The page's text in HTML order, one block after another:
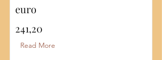
euro
241,20
Read More